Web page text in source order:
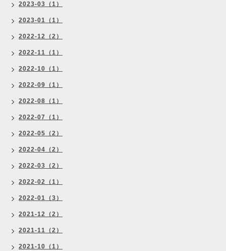
2023-03（1）
2023-01（1）
2022-12（2）
2022-11（1）
2022-10（1）
2022-09（1）
2022-08（1）
2022-07（1）
2022-05（2）
2022-04（2）
2022-03（2）
2022-02（1）
2022-01（3）
2021-12（2）
2021-11（2）
2021-10（1）